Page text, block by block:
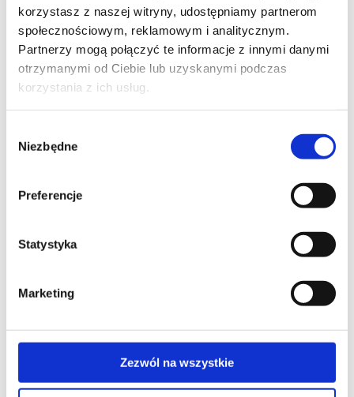
korzystasz z naszej witryny, udostępniamy partnerom
społecznościowym, reklamowym i analitycznym.
Partnerzy mogą połączyć te informacje z innymi danymi
otrzymanymi od Ciebie lub uzyskanymi podczas
korzystania z ich usług.
zgody
Niezbędne
Preferencje
Statystyka
Marketing
Zezwól na wszystkie
034A
032
034